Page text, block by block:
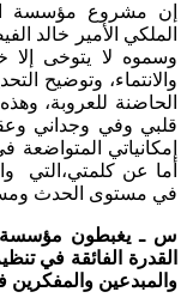
إن مشروع مؤسسة
الملكي الأمير خالد
وسموه لا يتوخى إلا
والانتماء، وتوضيح
الحاضنة للعروبة،
قلبي وفي وجداني
إمكانياتي
أما عن كلمتي،التي
في مستوى الحدث
س ـ يغبطون مؤسسة
القدرة الفائقة في
والمبدعين